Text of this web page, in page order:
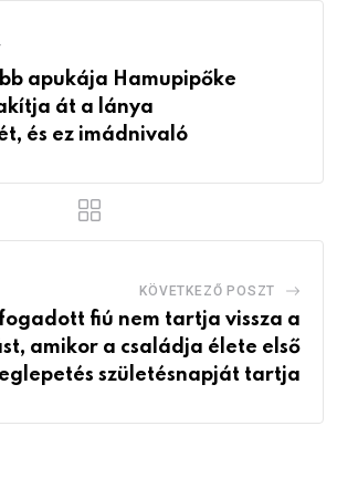
apukája Hamupipőke
át a lánya
és ez imádnivaló
KÖVETKEZŐ POSZT
fiú nem tartja vissza a
amikor a családja élete első
születésnapját tartja